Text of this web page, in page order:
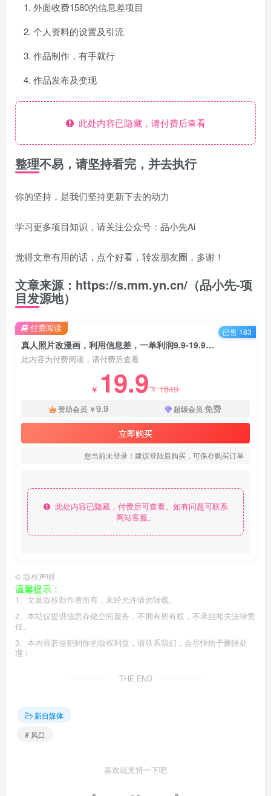
外面收费1580的信息差项目
个人资料的设置及引流
作品制作，有手就行
作品发布及变现
此处内容已隐藏，请付费后查看
整理不易，请坚持看完，并去执行
你的坚持，是我们坚持更新下去的动力
学习更多项目知识，请关注公众号：品小先Ai
觉得文章有用的话，点个好看，转发朋友圈，多谢！
文章来源：https://s.mm.yn.cn/（品小先-项
目发源地）
真人照片改漫画，利用信息差，一单利润9.9-19.9，需求量非常大 - 资源之家
此内容为付费阅读，请付费后查看
￥ 19.9￥1849
赞助会员 ￥9.9 超级会员 免费
立即购买
您当前未登录！建议登陆后购买，可保存购买订单
此处内容已隐藏，付费后可查看。如有问题可联系
网站客服。
付费阅读 已售 183
© 版权声明
温馨提示：
1、文章版权归作者所有，未经允许请勿转载。
2、本站仅提供信息存储空间服务，不拥有所有权，不承担相关法律责
任。
3、本内容若侵犯到你的版权利益，请联系我们，会尽快给予删除处
理！
THE END
新自媒体
# 风口
喜欢就支持一下吧